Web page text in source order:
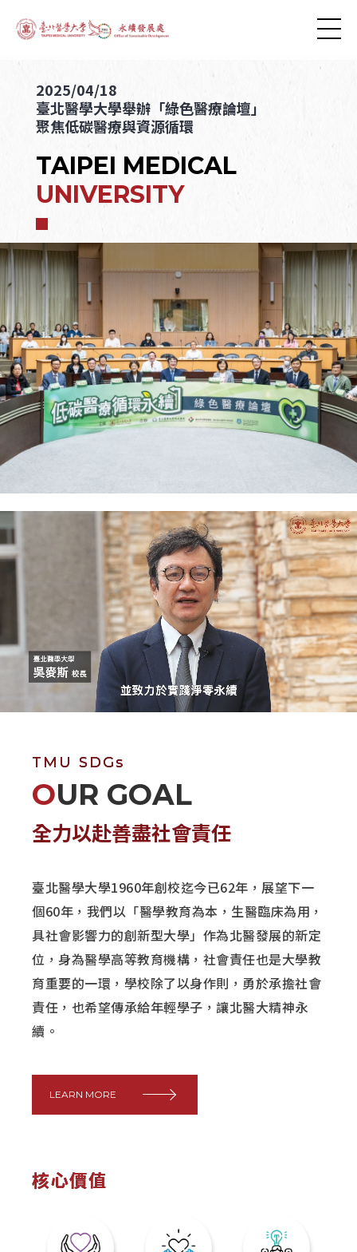
2025/04/18
臺北醫學大學舉辦「綠色醫療論壇」
聚焦低碳醫療與資源循環
TAIPEI MEDICAL
UNIVERSITY
TMU SDGs
OUR GOAL
全力以赴善盡社會責任
臺北醫學大學1960年創校迄今已62年，展望下一
個60年，我們以「醫學教育為本，生醫臨床為用，
具社會影響力的創新型大學」作為北醫發展的新定
位，身為醫學高等教育機構，社會責任也是大學教
育重要的一環，學校除了以身作則，勇於承擔社會
責任，也希望傳承給年輕學子，讓北醫大精神永
續。
LEARN MORE
核心價值